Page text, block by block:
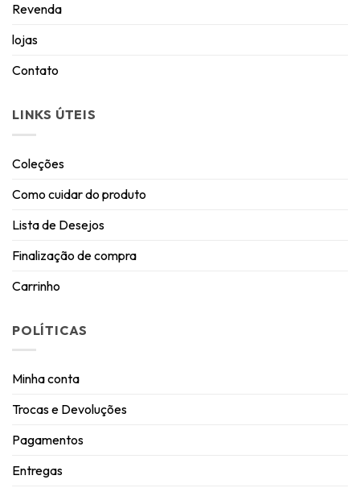
Revenda
lojas
Contato
LINKS ÚTEIS
Coleções
Como cuidar do produto
Lista de Desejos
Finalização de compra
Carrinho
POLÍTICAS
Minha conta
Trocas e Devoluções
Pagamentos
Entregas